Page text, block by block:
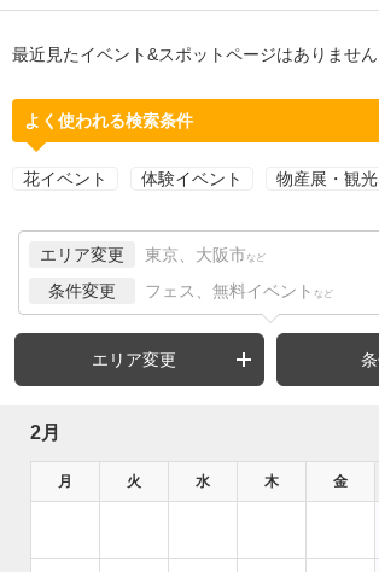
最近見たイベント&スポットページはありません
よく使われる検索条件
花イベント 体験イベント 物産展・観
エリア変更 東京、大阪市 など
条件変更 フェス、無料イベント など
エリア変更
2月
月 火 水 木 金